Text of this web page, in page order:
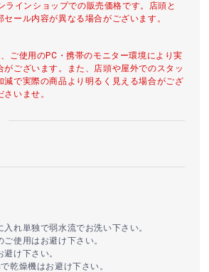
ラインショップでの販売価格です。店頭と
ール内容が異なる場合がございます。
ご使用のPC・携帯のモニター環境により実
がございます。また、店頭や屋外でのスタッ
減で実際の商品より明るく見える場合がござ
いませ。
入れ単独で弱水流でお洗い下さい。
ご使用はお避け下さい。
避け下さい。
乾燥機はお避け下さい。